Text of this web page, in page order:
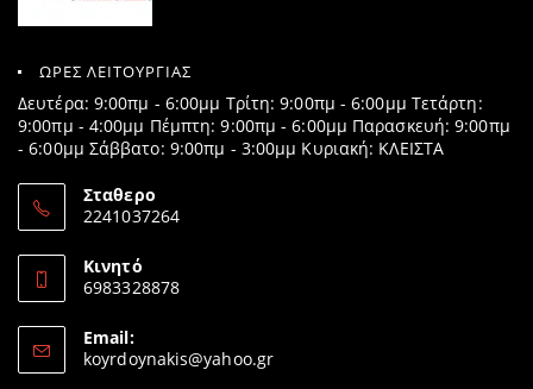
ΩΡΕΣ ΛΕΙΤΟΥΡΓΙΑΣ
Δευτέρα: 9:00πμ - 6:00μμ Τρίτη: 9:00πμ - 6:00μμ Τετάρτη:
9:00πμ - 4:00μμ Πέμπτη: 9:00πμ - 6:00μμ Παρασκευή: 9:00πμ
- 6:00μμ Σάββατο: 9:00πμ - 3:00μμ Κυριακή: ΚΛΕΙΣΤΑ
Σταθερο
2241037264
in
your
Κινητό
6983328878
in
your
application
Email:
koyrdoynakis@yahoo.grOpens